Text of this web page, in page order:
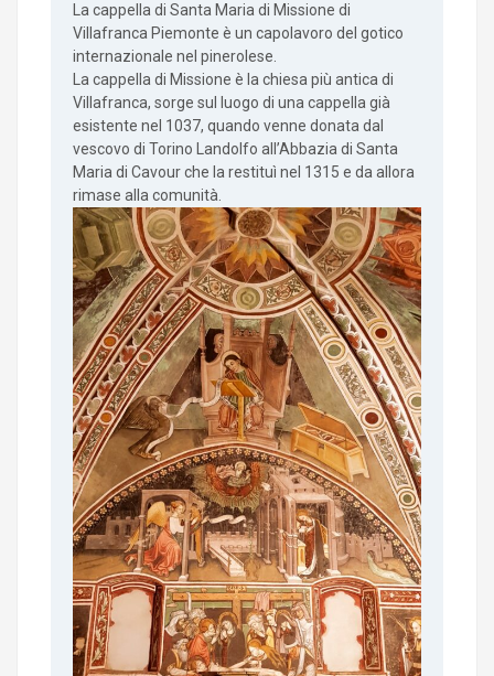
La cappella di Santa Maria di Missione di
Villafranca Piemonte è un capolavoro del gotico
internazionale nel pinerolese.
La cappella di Missione è la chiesa più antica di
Villafranca, sorge sul luogo di una cappella già
esistente nel 1037, quando venne donata dal
vescovo di Torino Landolfo all’Abbazia di Santa
Maria di Cavour che la restituì nel 1315 e da allora
rimase alla comunità.